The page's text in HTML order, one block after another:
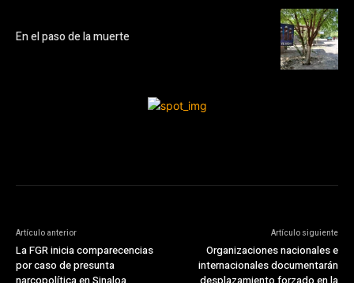
En el paso de la muerte
Artículo anterior
La FGR inicia comparecencias
por caso de presunta
Artículo siguiente
Organizaciones nacionales e
internacionales documentarán